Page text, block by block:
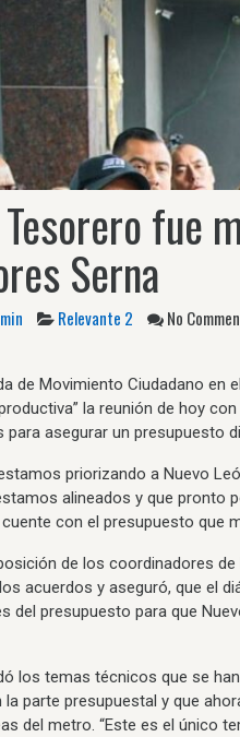
fue
Serna
Relevante 2 No
de Movimiento Ciudadano en
la reunión de hoy
asegurar un presupuesto
priorizando a Nuevo
alineados y que pronto
con el presupuesto que
de los coordinadores
acuerdos y aseguró, que el
del presupuesto para que
los temas técnicos que se
parte presupuestal y que
del metro. “Este es el único